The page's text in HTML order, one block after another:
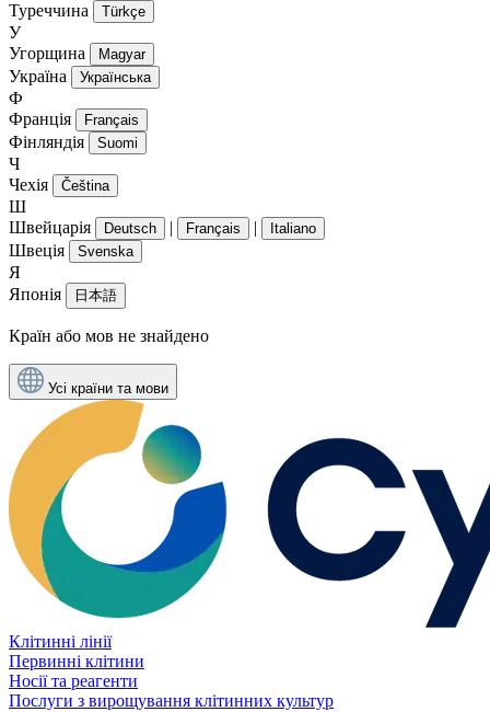
Туреччина Türkçe
У
Угорщина
Magyar
Україна Українська
Ф
Франція
Français
Фінляндія Suomi
Ч
Чехія
Čeština
Ш
Швейцарія
Deutsch | Français | Italiano
Швеція Svenska
Я
Японія
日本語
Країн або мов не знайдено
Усі країни та мови
Клітинні лінії
Первинні клітини
Носії та реагенти
Послуги з вирощування клітинних культур